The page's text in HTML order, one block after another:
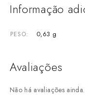
Informação
PESO 0,63 g
Avaliações
Não há avaliações ainda.